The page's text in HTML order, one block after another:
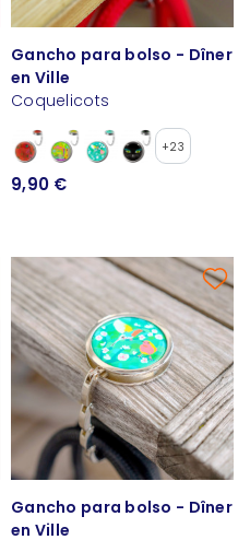
Gancho para bolso - Dîner
en Ville
Coquelicots
+23
9,90 €
Gancho para bolso - Dîner
en Ville